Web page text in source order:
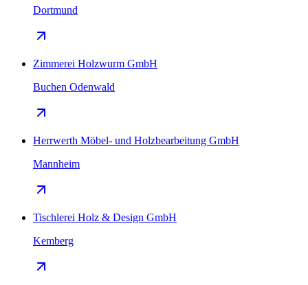
Dortmund
Zimmerei Holzwurm GmbH
Buchen Odenwald
Herrwerth Möbel- und Holzbearbeitung GmbH
Mannheim
Tischlerei Holz & Design GmbH
Kemberg